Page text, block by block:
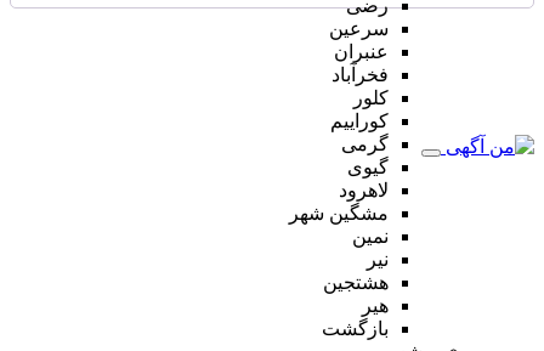
رضی
سرعین
عنبران
فخرآباد
کلور
کوراییم
گرمی
گیوی
لاهرود
مشگین شهر
نمین
نیر
هشتجین
هیر
بازگشت